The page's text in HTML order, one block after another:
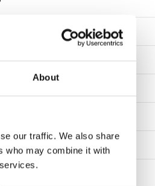
About
our traffic. We also share
who may combine it with